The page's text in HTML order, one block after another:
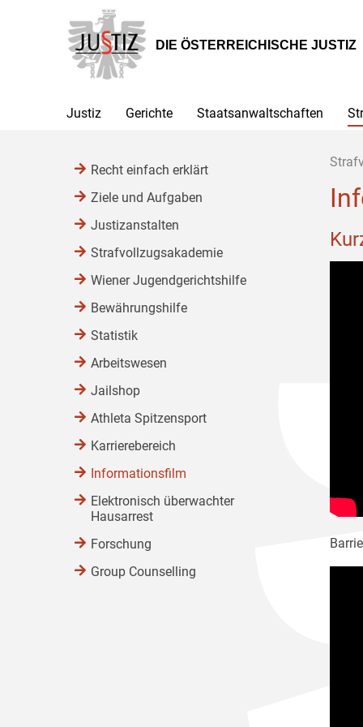
Hauptnavigation
[1]
Inhalt
[2]
Untermenü
[3]
DIE ÖSTERREICHISCHE JUSTIZ
Justiz Gerichte Staatsanwaltschaften
Recht einfach erklärt
Ziele und Aufgaben
Justizanstalten
Strafvollzugsakademie
Wiener Jugendgerichtshilfe
Bewährungshilfe
Statistik
Arbeitswesen
Jailshop
Athleta Spitzensport
Karrierebereich
Informationsfilm
Elektronisch überwachter
Hausarrest
Forschung
Group Counselling